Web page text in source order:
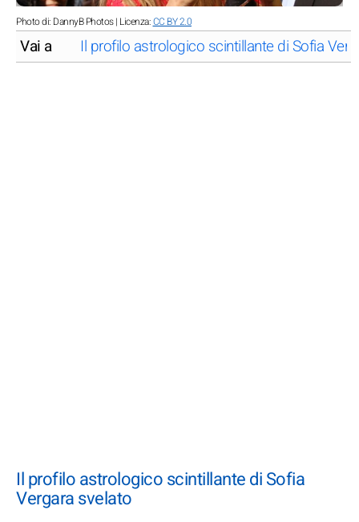
Photo di: DannyB Photos | Licenza:CC BY 2.0
Vai a Il profilo astrologico scintillante di Sofia
Il profilo astrologico scintillante di Sofia
Vergara svelato